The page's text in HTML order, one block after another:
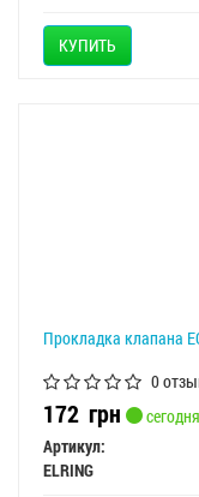
КУПИТЬ
Прокладка клапана
0
172 грн
сегодня
Артикул:
ELRING